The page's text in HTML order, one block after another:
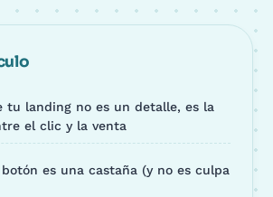
tu landing no es un detalle, es la
el clic y la venta
es una castaña (y no es culpa